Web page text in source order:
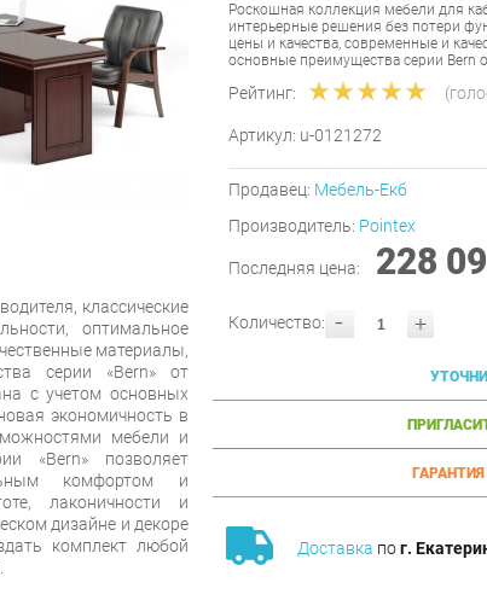
Роскошная коллекция мебели для
интерьерные решения без потери
цены и качества, современные и
основные преимущества серии Bern
Рейтинг:
Артикул: u-0121272
Продавец: Мебель-Екб
Производитель: Pointex
Последняя цена: 228
- +
Количество:
Доставка пог.
классические
оптимальное
материалы,
серии «Bern» от
с учетом основных
экономичность в
мебели и
«Bern» позволяет
комфортом и
лаконичности и
дизайне и декоре
комплект любой